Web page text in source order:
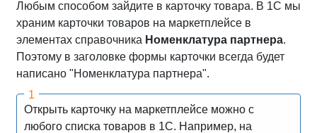
Любым способом зайдите в карточку товара. В 1С мы
храним карточки товаров на маркетплейсе в
элементах справочника Номенклатура партнера.
Поэтому в заголовке формы карточки всегда будет
написано "Номенклатура партнера".
Открыть карточку на маркетплейсе можно с
любого списка товаров в 1С. Например, на